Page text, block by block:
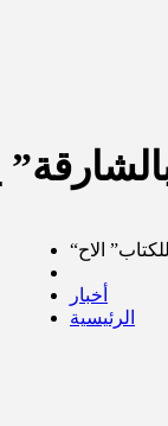
أخبار
الرئيسية